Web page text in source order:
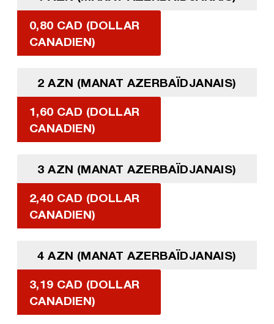
0,80 CAD (DOLLAR
CANADIEN)
2 AZN (MANAT AZERBAÏDJANAIS)
1,60 CAD (DOLLAR
CANADIEN)
3 AZN (MANAT AZERBAÏDJANAIS)
2,40 CAD (DOLLAR
CANADIEN)
4 AZN (MANAT AZERBAÏDJANAIS)
3,19 CAD (DOLLAR
CANADIEN)